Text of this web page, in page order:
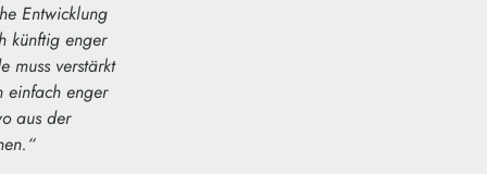
Entwicklung
künftig enger
muss verstärkt
einfach enger
aus der